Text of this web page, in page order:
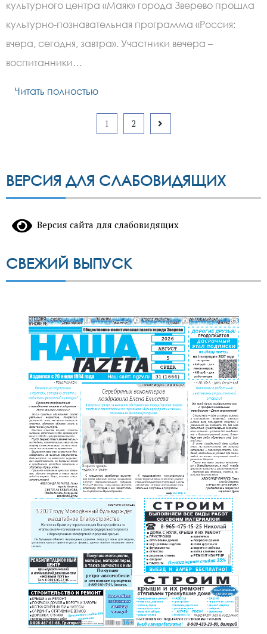
мастер–
класс
по
изготовлению
культурного центра «Маяк» города Зверево прошла
культурно-познавательная программа «Россия:
вчера, сегодня, завтра». Участники вечера –
воспитанники…
Читать полностью
1 2
ВЕРСИЯ ДЛЯ СЛАБОВИДЯЩИХ
Версия сайта для слабовидящих
СВЕЖИЙ ВЫПУСК